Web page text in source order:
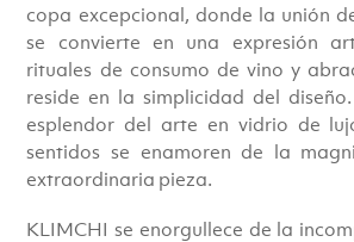
copa excepcional, donde la unión
se convierte en una expresión
rituales de consumo de vino y
reside en la simplicidad del
esplendor del arte en vidrio de
sentidos se enamoren de la
extraordinaria pieza.
KLIMCHI se enorgullece de la